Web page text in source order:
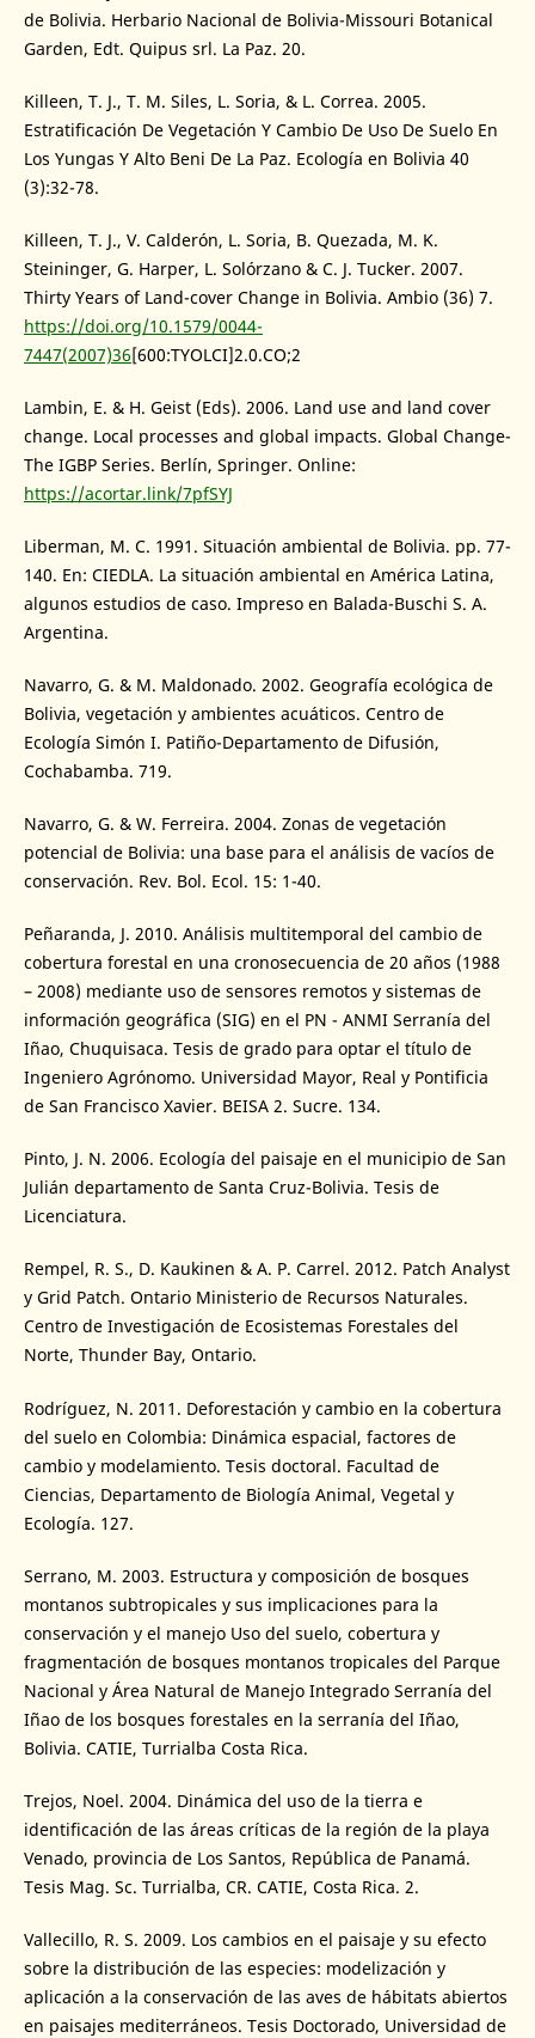
de Bolivia. Herbario Nacional de Bolivia-Missouri Botanical
Garden, Edt. Quipus srl. La Paz. 20.
Killeen, T. J., T. M. Siles, L. Soria, & L. Correa. 2005.
Estratificación De Vegetación Y Cambio De Uso De Suelo En
Los Yungas Y Alto Beni De La Paz. Ecología en Bolivia 40
(3):32-78.
Killeen, T. J., V. Calderón, L. Soria, B. Quezada, M. K.
Steininger, G. Harper, L. Solórzano & C. J. Tucker. 2007.
Thirty Years of Land-cover Change in Bolivia. Ambio (36) 7.
https://doi.org/10.1579/0044-
7447(2007)36[600:TYOLCI]2.0.CO;2
Lambin, E. & H. Geist (Eds). 2006. Land use and land cover
change. Local processes and global impacts. Global Change-
The IGBP Series. Berlín, Springer. Online:
https://acortar.link/7pfSYJ
Liberman, M. C. 1991. Situación ambiental de Bolivia. pp. 77-
140. En: CIEDLA. La situación ambiental en América Latina,
algunos estudios de caso. Impreso en Balada-Buschi S. A.
Argentina.
Navarro, G. & M. Maldonado. 2002. Geografía ecológica de
Bolivia, vegetación y ambientes acuáticos. Centro de
Ecología Simón I. Patiño-Departamento de Difusión,
Cochabamba. 719.
Navarro, G. & W. Ferreira. 2004. Zonas de vegetación
potencial de Bolivia: una base para el análisis de vacíos de
conservación. Rev. Bol. Ecol. 15: 1-40.
Peñaranda, J. 2010. Análisis multitemporal del cambio de
cobertura forestal en una cronosecuencia de 20 años (1988
– 2008) mediante uso de sensores remotos y sistemas de
información geográfica (SIG) en el PN - ANMI Serranía del
Iñao, Chuquisaca. Tesis de grado para optar el título de
Ingeniero Agrónomo. Universidad Mayor, Real y Pontificia
de San Francisco Xavier. BEISA 2. Sucre. 134.
Pinto, J. N. 2006. Ecología del paisaje en el municipio de San
Julián departamento de Santa Cruz-Bolivia. Tesis de
Licenciatura.
Rempel, R. S., D. Kaukinen & A. P. Carrel. 2012. Patch Analyst
y Grid Patch. Ontario Ministerio de Recursos Naturales.
Centro de Investigación de Ecosistemas Forestales del
Norte, Thunder Bay, Ontario.
Rodríguez, N. 2011. Deforestación y cambio en la cobertura
del suelo en Colombia: Dinámica espacial, factores de
cambio y modelamiento. Tesis doctoral. Facultad de
Ciencias, Departamento de Biología Animal, Vegetal y
Ecología. 127.
Serrano, M. 2003. Estructura y composición de bosques
montanos subtropicales y sus implicaciones para la
conservación y el manejo Uso del suelo, cobertura y
fragmentación de bosques montanos tropicales del Parque
Nacional y Área Natural de Manejo Integrado Serranía del
Iñao de los bosques forestales en la serranía del Iñao,
Bolivia. CATIE, Turrialba Costa Rica.
Trejos, Noel. 2004. Dinámica del uso de la tierra e
identificación de las áreas críticas de la región de la playa
Venado, provincia de Los Santos, República de Panamá.
Tesis Mag. Sc. Turrialba, CR. CATIE, Costa Rica. 2.
Vallecillo, R. S. 2009. Los cambios en el paisaje y su efecto
sobre la distribución de las especies: modelización y
aplicación a la conservación de las aves de hábitats abiertos
en paisajes mediterráneos. Tesis Doctorado, Universidad de